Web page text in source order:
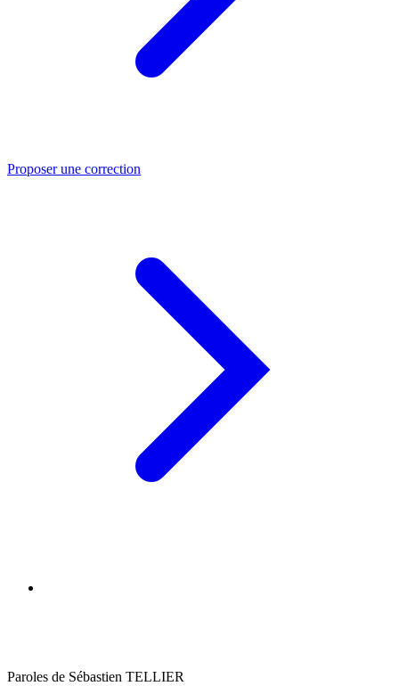
Proposer une correction
Paroles de Sébastien TELLIER